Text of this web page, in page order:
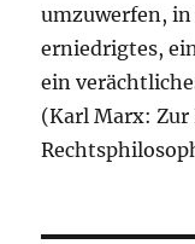
umzuwerfen, in
erniedrigtes,
ein
(Karl Marx: Zur